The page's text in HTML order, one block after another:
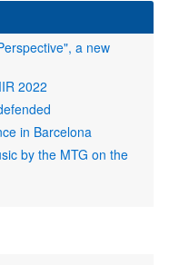
a new
2022
in Barcelona
by the MTG on the